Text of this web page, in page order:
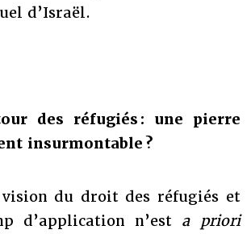
d’Israël.
des réfugiés : une pierre
insurmontable ?
vision du droit des réfugiés et
d’application n’est a priori